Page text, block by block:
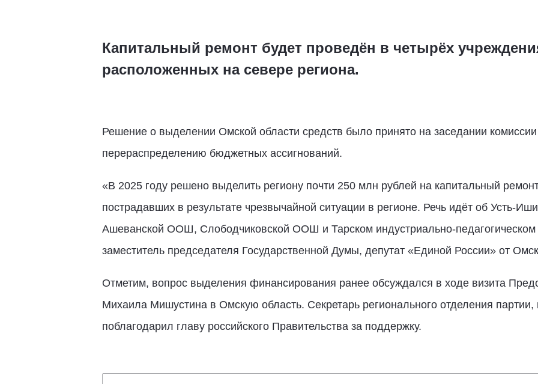
Капитальный ремонт будет проведён в четырёх
расположенных на севере региона.
Решение о выделении Омской области средств было принято на заседании
перераспределению бюджетных ассигнований.
«В 2025 году решено выделить региону почти 250 млн рублей на капитальный
пострадавших в результате чрезвычайной ситуации в регионе. Речь идёт об Усть-
Ашеванской ООШ, Слободчиковской ООШ и Тарском индустриально-
заместитель председателя Государственной Думы, депутат «Единой России» от
Отметим, вопрос выделения финансирования ранее обсуждался в ходе визита
Михаила Мишустина в Омскую область. Секретарь регионального отделения партии,
поблагодарил главу российского Правительства за поддержку.